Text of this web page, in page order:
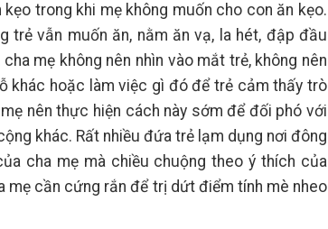
trong khi mẹ không muốn cho con ăn kẹo.
trẻ vẫn muốn ăn, nằm ăn vạ, la hét, đập đầu
mẹ không nên nhìn vào mắt trẻ, không nên
khác hoặc làm việc gì đó để trẻ cảm thấy trò
nên thực hiện cách này sớm để đối phó với
khác. Rất nhiều đứa trẻ lạm dụng nơi đông
cha mẹ mà chiều chuộng theo ý thích của
mẹ cần cứng rắn để trị dứt điểm tính mè nheo